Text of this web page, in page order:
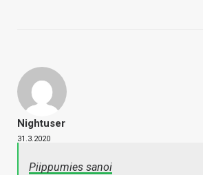
Nightuser
31.3.2020
Piippumies sanoi